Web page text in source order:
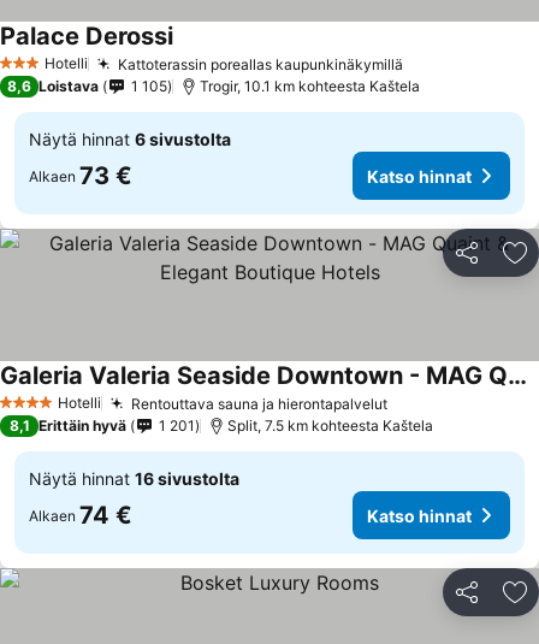
3 Tähtiluokitus
Hotelli Kattoterassin poreallas kaupunkinäkymillä
Palace Derossi
8,6 Loistava 1 105 Trogir, 10.1 km kohteesta Kaštela
Näytä hinnat 6 sivustolta
Alkaen 73 € Katso hinnat
Jaa
4 Tähtiluokitus
Hotelli Rentouttava sauna ja hierontapalvelut
Galeria Valeria Seaside Downtown - MAG Quaint & Elegant Boutique Hotels
8,1 Erittäin hyvä 1 201 Split, 7.5 km kohteesta Kaštela
Näytä hinnat 16 sivustolta
Alkaen 74 € Katso hinnat
Jaa